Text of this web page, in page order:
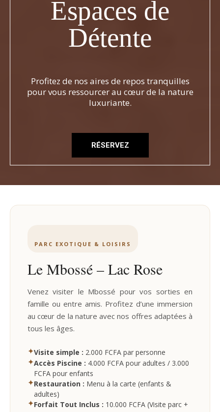
Espaces de
Détente
Profitez de nos aires de repos tranquilles
pour vous ressourcer au cœur de la nature
luxuriante.
RÉSERVEZ
PARC EXOTIQUE & LOISIRS
Le Mbossé – Lac Rose
Venez visiter le Mbossé pour vos sorties en
famille ou entre amis. Profitez d’une immersion
au cœur de la nature avec nos offres adaptées à
tous les âges.
✦Visite simple : 2.000 FCFA par personne
✦Accès Piscine : 4.000 FCFA pour adultes / 3.000
FCFA pour enfants
✦Restauration : Menu à la carte (enfants &
adultes)
✦Forfait Tout Inclus : 10.000 FCFA (Visite parc +